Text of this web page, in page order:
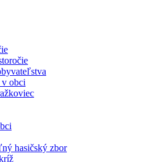
obci
hasičský zbor